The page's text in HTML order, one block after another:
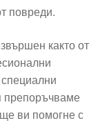
повреди.
както от
препоръчваме
ви помогне с